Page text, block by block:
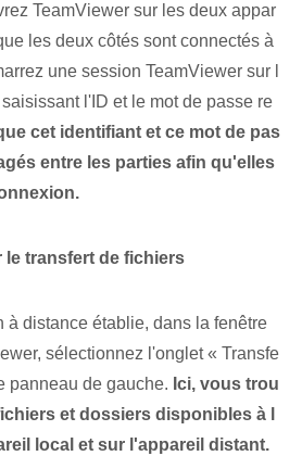
TeamViewer sur les deux appar
les deux côtés sont connectés à
une session TeamViewer sur l
l'ID et le mot de passe re
cet identifiant et ce mot de pas
entre les parties afin qu'elles
le transfert de fichiers
à distance établie, dans la fenêtre
sélectionnez l'onglet « Transfe
panneau de gauche. Ici, vous trou
et dossiers disponibles à l
local et sur l'appareil distant.